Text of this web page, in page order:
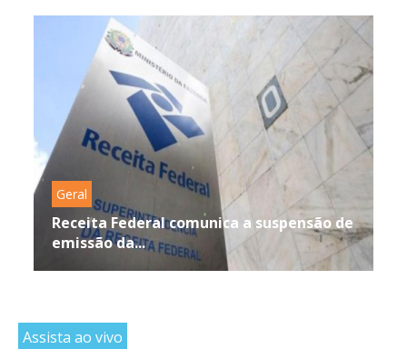
Geral
Receita Federal comunica a suspensão de
emissão da...
Assista ao vivo